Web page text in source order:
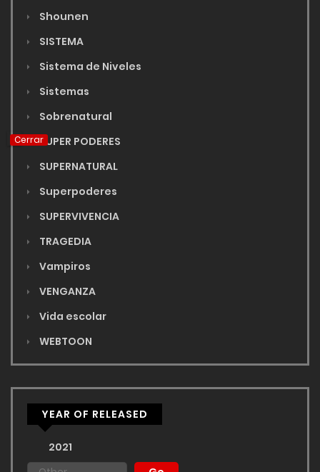
Cerrar
Shounen
SISTEMA
Sistema de Niveles
Sistemas
Sobrenatural
SUPER PODERES
SUPERNATURAL
Superpoderes
SUPERVIVENCIA
TRAGEDIA
Vampiros
VENGANZA
Vida escolar
WEBTOON
YEAR OF RELEASED
2021